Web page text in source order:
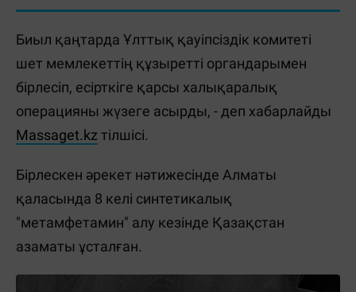
Биыл қаңтарда Ұлттық қауіпсіздік комитеті
шет мемлекеттің құзыретті органдарымен
бірлесіп, есірткіге қарсы халықаралық
операцияны жүзеге асырды, - деп хабарлайды
Massaget.kz тілшісі.
Бірлескен әрекет нәтижесінде Алматы
қаласында 8 келі синтетикалық
"метамфетамин" алу кезінде Қазақстан
азаматы ұсталған.